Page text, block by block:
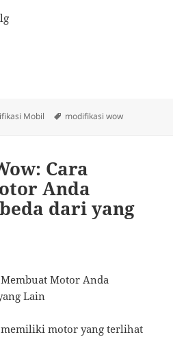
Mobil Tags
modifikasi wow
Cara
Anda
dari yang
Motor Anda
Lain
motor yang terlihat